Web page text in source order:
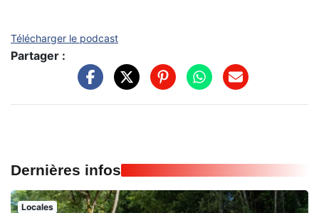
Télécharger le podcast
Partager :
Dernières infos
Locales